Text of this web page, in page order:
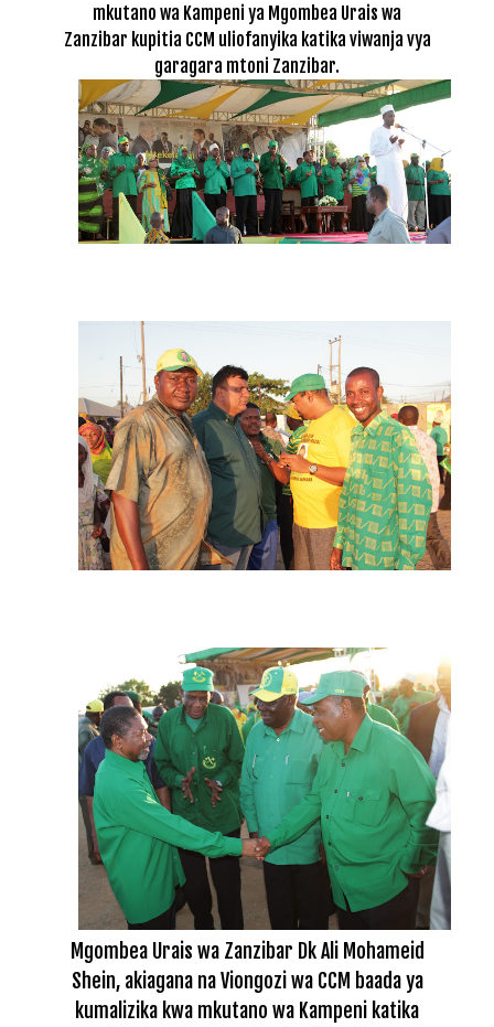
mkutano wa Kampeni ya Mgombea Urais wa
Zanzibar kupitia CCM uliofanyika katika viwanja vya
garagara mtoni Zanzibar.
Mgombea Urais wa Zanzibar Dk Ali Mohameid
Shein, akiagana na Viongozi wa CCM baada ya
kumalizika kwa mkutano wa Kampeni katika